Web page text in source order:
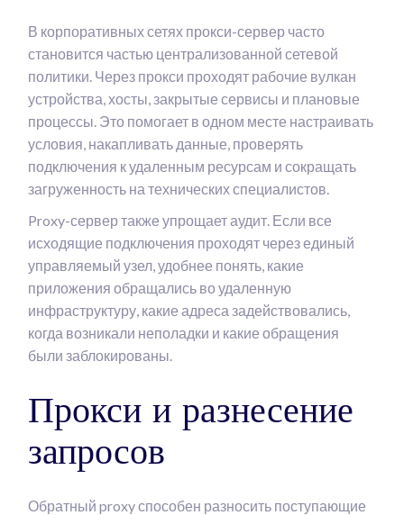
В корпоративных сетях прокси-сервер часто
становится частью централизованной сетевой
политики. Через прокси проходят рабочие вулкан
устройства, хосты, закрытые сервисы и плановые
процессы. Это помогает в одном месте настраивать
условия, накапливать данные, проверять
подключения к удаленным ресурсам и сокращать
загруженность на технических специалистов.
Proxy-сервер также упрощает аудит. Если все
исходящие подключения проходят через единый
управляемый узел, удобнее понять, какие
приложения обращались во удаленную
инфраструктуру, какие адреса задействовались,
когда возникали неполадки и какие обращения
были заблокированы.
Прокси и разнесение
запросов
Обратный proxy способен разносить поступающие